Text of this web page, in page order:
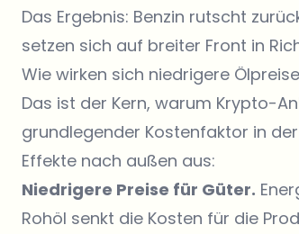
Das Ergebnis: Benzin rutscht
setzen sich auf breiter Front in
Wie wirken sich niedrigere
Das ist der Kern, warum Krypto-
grundlegender Kostenfaktor in
Effekte nach außen aus:
Niedrigere Preise für Güter.
Rohöl senkt die Kosten für die